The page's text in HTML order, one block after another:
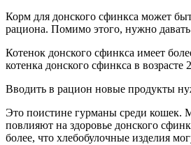
Корм для донского сфинкса может
рациона. Помимо этого, нужно
Котенок донского сфинкса имеет
котенка донского сфинкса в
Вводить в рацион новые продукты
Это поистине гурманы среди кошек.
повлияют на здоровье донского
более, что хлебобулочные изделия